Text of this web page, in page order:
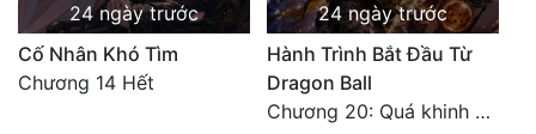
24 ngày trước
Cố Nhân Khó Tìm
Chương 14 Hết
24 ngày trước
Hành Trình Bắt Đầu Từ
Dragon Ball
Chương 20: Quá khinh người